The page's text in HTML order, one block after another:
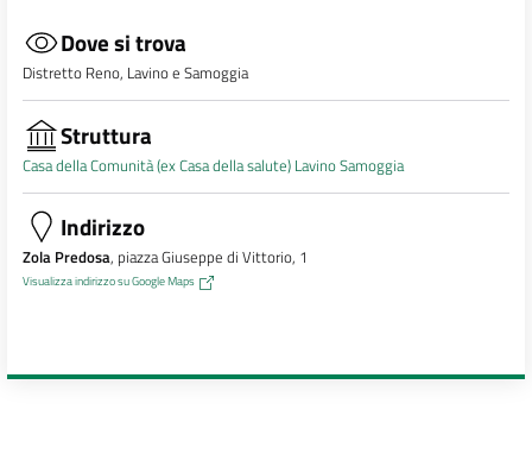
Dove si trova
Distretto Reno, Lavino e Samoggia
Struttura
Casa della Comunità (ex Casa della salute) Lavino Samoggia
Indirizzo
Zola Predosa, piazza Giuseppe di Vittorio, 1
Visualizza indirizzo su Google Maps